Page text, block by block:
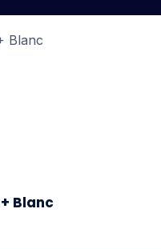
Blanc